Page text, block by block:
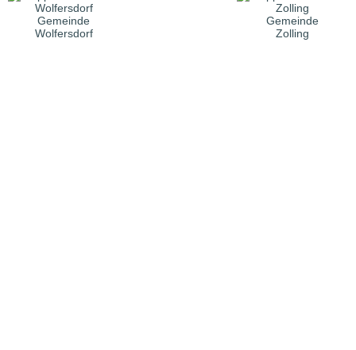
Gemeinde
Wolfersdorf
Gemeinde
Zolling